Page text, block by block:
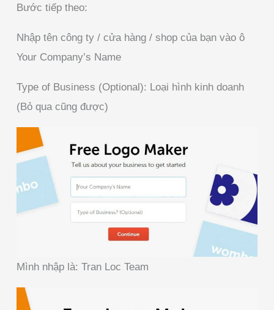
Bước tiếp theo:
Nhập tên công ty / cửa hàng / shop của bạn vào ô
Your Company’s Name
Type of Business (Optional): Loại hình kinh doanh
(Bỏ qua cũng được)
Mình nhập là: Tran Loc Team